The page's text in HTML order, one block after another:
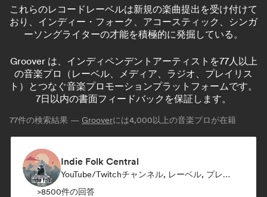
これらのレコードレーベルは新規の楽曲提出を受け付けて
おり、インディー・フォーク、アコースティック、シンガ
ーソングライターの才能を積極的に発掘している。
Groover は、インディペンデントアーティストを77人以上
の音楽プロ（レーベル、メディア、ラジオ、プレイリス
ト）とつなぐ音楽プロモーションプラットフォームです。
7日以内の書面フィードバックを保証します。
77件の検索結果 — Grooverには4,000以上の音楽プロが在籍
Indie Folk Central
YouTube/Twitchチャンネル, レーベル, プレイリスト・キュレーター, ラジオ局
>8500件の回答